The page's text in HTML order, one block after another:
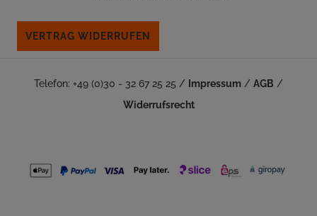
VERTRAG WIDERRUFEN
Telefon: +49 (0)30 - 32 67 25 25 / Impressum / AGB /
Widerrufsrecht